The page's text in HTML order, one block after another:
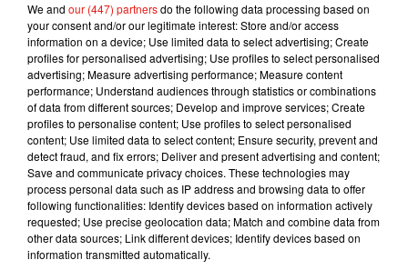
Musique
7 août 2026
RÜFÜS DU SOL annonce un nouvel
album après sa tournée mondiale
Angèle et Amélie Lens dévoilent leur
collaboration tant attendue
We and our (447) partnersdo the following data processing based on
your consent and/or our legitimate interest: Store and/or access
information on a device; Use limited data to select advertising; Create
profiles for personalised advertising; Use profiles to select personalised
advertising; Measure advertising performance; Measure content
performance; Understand audiences through statistics or combinations
of data from different sources; Develop and improve services; Create
profiles to personalise content; Use profiles to select personalised
content; Use limited data to select content; Ensure security, prevent and
detect fraud, and fix errors; Deliver and present advertising and content;
Save and communicate privacy choices. These technologies may
process personal data such as IP address and browsing data to offer
following functionalities: Identify devices based on information actively
requested; Use precise geolocation data; Match and combine data from
other data sources; Link different devices; Identify devices based on
information transmitted automatically.